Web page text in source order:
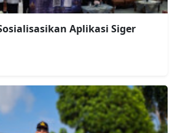
Aplikasi Siger